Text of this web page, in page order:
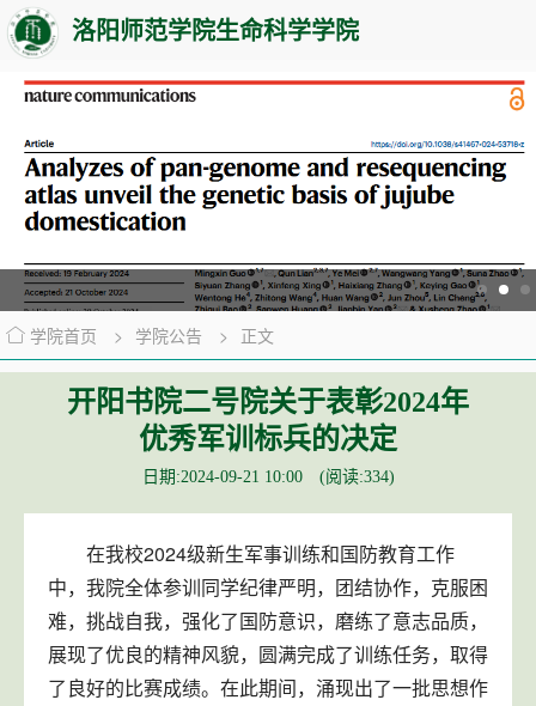
洛阳师范学院生命科学学院
学院首页 > 学院公告 > 正文
开阳书院二号院关于表彰2024年
优秀军训标兵的决定
日期:2024-09-21 10:00 (阅读:334)
在我校2024级新生军事训练和国防教育工作
中，我院全体参训同学纪律严明，团结协作，克服困
难，挑战自我，强化了国防意识，磨练了意志品质，
展现了优良的精神风貌，圆满完成了训练任务，取得
了良好的比赛成绩。在此期间，涌现出了一批思想作